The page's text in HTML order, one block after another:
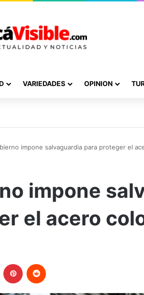
VARIEDADES OPINION
impone salvaguardia para proteger el
impone
el acero
LinkedIn Pinterest